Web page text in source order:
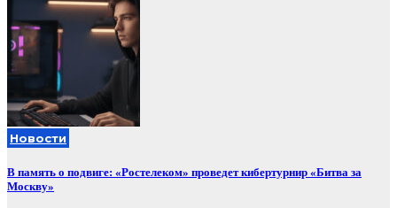
Новости
В память о подвиге: «Ростелеком» проведет кибертурнир «Битва за
Москву»